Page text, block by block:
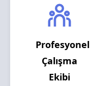
Profesyonel
Çalışma
Ekibi